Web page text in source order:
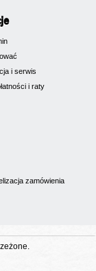
i serwis
i raty
zamówienia